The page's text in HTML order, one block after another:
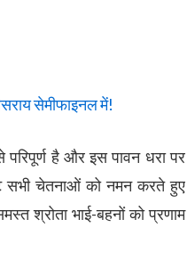
सेमीफाइनल में!
है और इस पावन धरा पर
चेतनाओं को नमन करते हुए
श्रोता भाई-बहनों को प्रणाम